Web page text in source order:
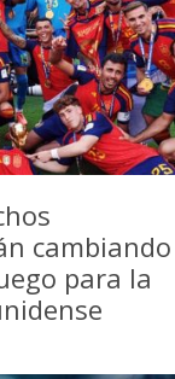
cambiando
para la